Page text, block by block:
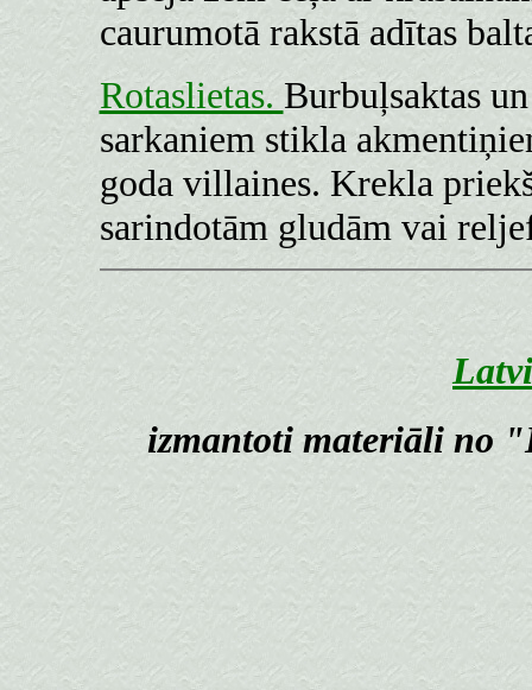
caurumotā rakstā adītas
Rotaslietas. Burbuļsaktas
sarkaniem stikla
goda villaines. Krekla
sarindotām gludām vai
izmantoti materiāli no